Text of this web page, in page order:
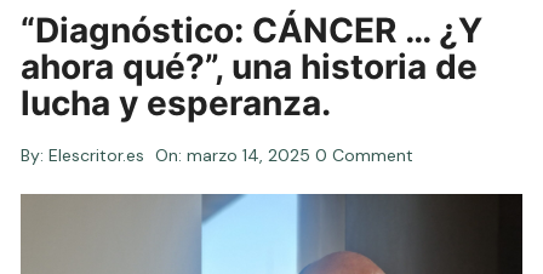
“Diagnóstico: CÁNCER … ¿Y
ahora qué?”, una historia de
lucha y esperanza.
By: Elescritor.es On:marzo 14, 2025 0 Comment